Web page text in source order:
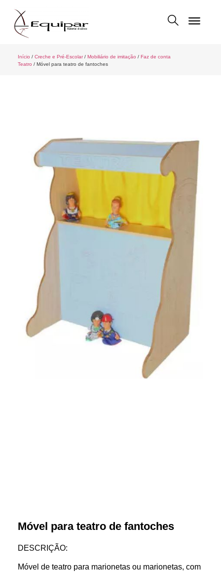
Início / Creche e Pré-Escolar/ Mobiliário de imitação / Faz de conta
Teatro / Móvel para teatro de fantoches
Móvel para teatro de fantoches
DESCRIÇÃO:
Móvel de teatro para marionetas ou marionetas, com